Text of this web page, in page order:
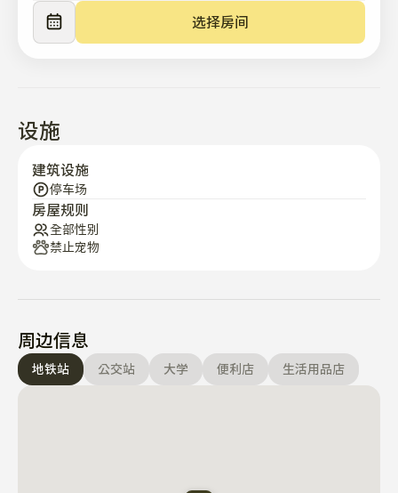
选择房间
设施
建筑设施
停车场
房屋规则
全部性别
禁止宠物
周边信息
地铁站 公交站 大学 便利店 生活用品店